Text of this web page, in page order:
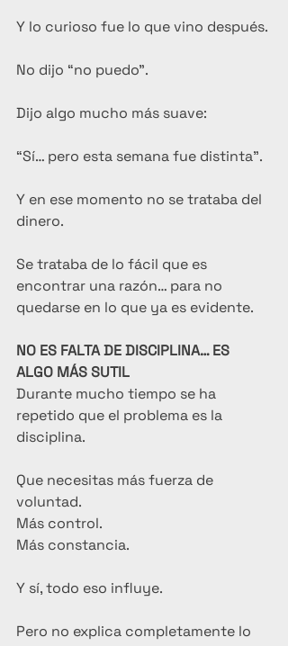
Y lo curioso fue lo que vino después.
No dijo “no puedo”.
Dijo algo mucho más suave:
“Sí… pero esta semana fue distinta”.
Y en ese momento no se trataba del
dinero.
Se trataba de lo fácil que es
encontrar una razón… para no
quedarse en lo que ya es evidente.
NO ES FALTA DE DISCIPLINA… ES
ALGO MÁS SUTIL
Durante mucho tiempo se ha
repetido que el problema es la
disciplina.
Que necesitas más fuerza de
voluntad.
Más control.
Más constancia.
Y sí, todo eso influye.
Pero no explica completamente lo